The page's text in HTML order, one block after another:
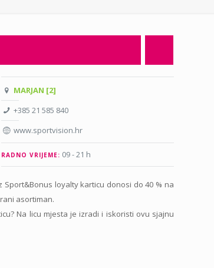
MARJAN [2]
+385 21 585 840
www.sportvision.hr
RADNO VRIJEME: 09 - 21 h
loyalty karticu donosi do 40 % na
asortiman.
Na licu mjesta je izradi i iskoristi ovu sjajnu